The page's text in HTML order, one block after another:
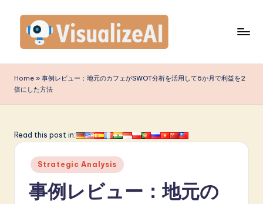
content
is
u
li
A
Home » 事例レビュー：地元のカフェがSWOT分析を活用して6か月で利益を2
倍にした方法
Read this post in:
Posted
in
Strategic Analysis
事例レビュー：地元の